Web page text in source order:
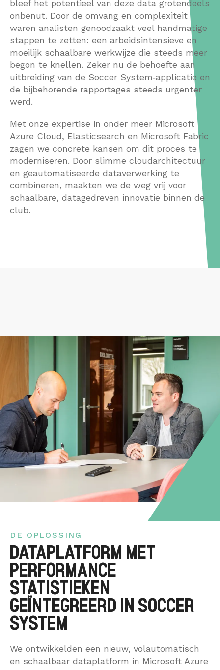
bleef het potentieel van deze data grotendeels
onbenut. Door de omvang en complexiteit
waren analisten genoodzaakt veel handmatige
stappen te zetten: een arbeidsintensieve en
moeilijk schaalbare werkwijze die steeds meer
begon te knellen. Zeker nu de behoefte aan
uitbreiding van de Soccer System‑applicatie en
de bijbehorende rapportages steeds urgenter
werd.
Met onze expertise in onder meer Microsoft
Azure Cloud, Elasticsearch en Microsoft Fabric
zagen we concrete kansen om dit proces te
moderniseren. Door slimme cloudarchitectuur
en geautomatiseerde dataverwerking te
combineren, maakten we de weg vrij voor
schaalbare, datagedreven innovatie binnen de
club.
DE OPLOSSING
DATAPLATFORM MET
PERFORMANCE
STATISTIEKEN
GEÏNTEGREERD IN SOCCER
SYSTEM
We ontwikkelden een nieuw, volautomatisch
en schaalbaar dataplatform in Microsoft Azure